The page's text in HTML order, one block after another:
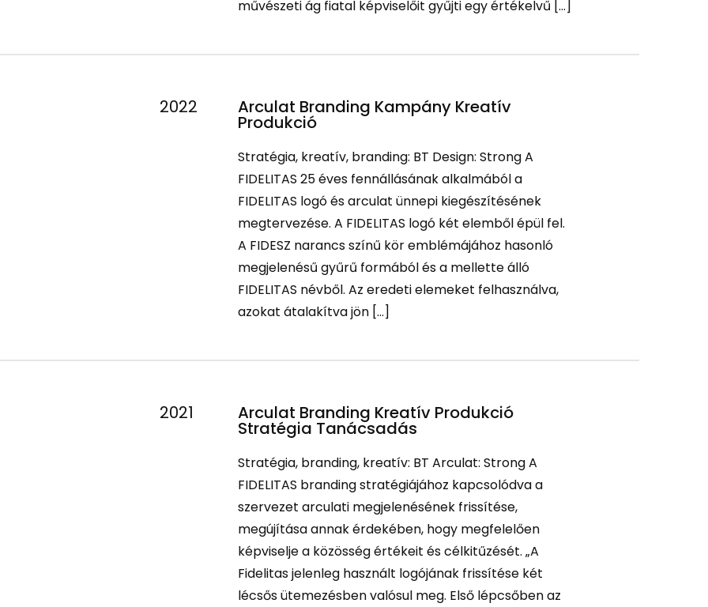
művészeti ág fiatal képviselőit gyűjti egy értékelvű […]
2022 Arculat Branding Kampány Kreatív
Produkció
Stratégia, kreatív, branding: BT Design: Strong A
FIDELITAS 25 éves fennállásának alkalmából a
FIDELITAS logó és arculat ünnepi kiegészítésének
megtervezése. A FIDELITAS logó két elemből épül fel.
A FIDESZ narancs színű kör emblémájához hasonló
megjelenésű gyűrű formából és a mellette álló
FIDELITAS névből. Az eredeti elemeket felhasználva,
azokat átalakítva jön […]
2021 Arculat Branding Kreatív Produkció
Stratégia Tanácsadás
Stratégia, branding, kreatív: BT Arculat: Strong A
FIDELITAS branding stratégiájához kapcsolódva a
szervezet arculati megjelenésének frissítése,
megújítása annak érdekében, hogy megfelelően
képviselje a közösség értékeit és célkitűzését. „A
Fidelitas jelenleg használt logójának frissítése két
lécsős ütemezésben valósul meg. Első lépcsőben az